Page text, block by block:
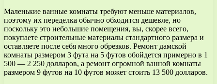
Маленькие ванные комнаты требуют меньше материалов,
поэтому их переделка обычно обходится дешевле, но
поскольку это небольшие помещения, вы, скорее всего,
покупаете строительные материалы стандартного размера и
оставляете после себя много обрезков. Ремонт дамской
комнаты размером 3 фута на 5 футов обойдется примерно в 1
500 — 2 250 долларов, а ремонт огромной ванной комнаты
размером 9 футов на 10 футов может стоить 13 500 долларов.